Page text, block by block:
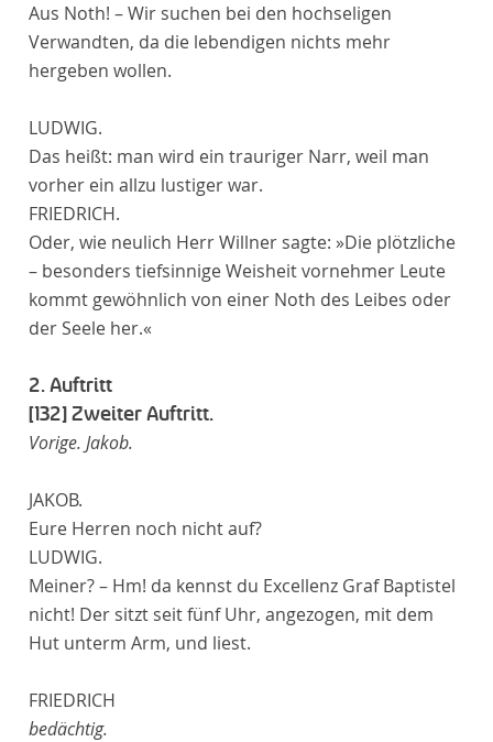
Aus Noth! – Wir suchen bei den hochseligen
Verwandten, da die lebendigen nichts mehr
hergeben wollen.
LUDWIG.
Das heißt: man wird ein trauriger Narr, weil man
vorher ein allzu lustiger war.
FRIEDRICH.
Oder, wie neulich Herr Willner sagte: »Die plötzliche
– besonders tiefsinnige Weisheit vornehmer Leute
kommt gewöhnlich von einer Noth des Leibes oder
der Seele her.«
2. Auftritt
[132]Zweiter Auftritt.
Vorige. Jakob.
JAKOB.
Eure Herren noch nicht auf?
LUDWIG.
Meiner? – Hm! da kennst du Excellenz Graf Baptistel
nicht! Der sitzt seit fünf Uhr, angezogen, mit dem
Hut unterm Arm, und liest.
FRIEDRICH
bedächtig.